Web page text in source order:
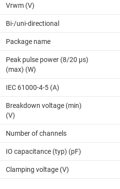
Vrwm (V)
Bi-/uni-directional
Package name
Peak pulse power (8/20 μs)
(max) (W)
IEC 61000-4-5 (A)
Breakdown voltage (min)
(V)
Number of channels
IO capacitance (typ) (pF)
Clamping voltage (V)